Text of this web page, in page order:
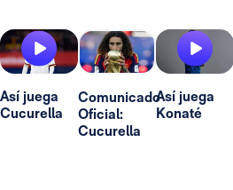
Así juega
Cucurella
Comunicado
Oficial:
Cucurella
Así juega
Konaté